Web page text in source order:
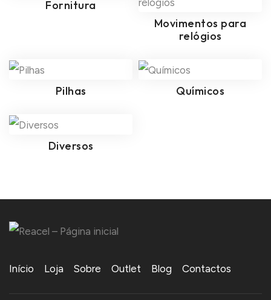
Fornitura
Movimentos para
relógios
Pilhas Químicos
Diversos
Início Loja Sobre Outlet Blog Contactos